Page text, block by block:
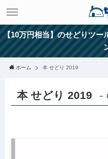
【10万円相当】のせどりツー
ホーム 本 せどり 2019
本 せどり 2019 –